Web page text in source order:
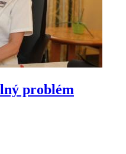
problém